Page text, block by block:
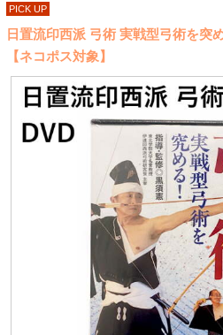
PICK UP
日置流印西派 弓術 実戦型弓術を突
【ネコポス対象】